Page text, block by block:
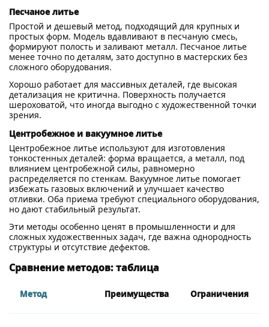
Песчаное литье
Простой и дешевый метод, подходящий для крупных и
простых форм. Модель вдавливают в песчаную смесь,
формируют полость и заливают металл. Песчаное литье
менее точно по деталям, зато доступно в мастерских без
сложного оборудования.
Хорошо работает для массивных деталей, где высокая
детализация не критична. Поверхность получается
шероховатой, что иногда выгодно с художественной точки
зрения.
Центробежное и вакуумное литье
Центробежное литье используют для изготовления
тонкостенных деталей: форма вращается, а металл, под
влиянием центробежной силы, равномерно
распределяется по стенкам. Вакуумное литье помогает
избежать газовых включений и улучшает качество
отливки. Оба приема требуют специального оборудования,
но дают стабильный результат.
Эти методы особенно ценят в промышленности и для
сложных художественных задач, где важна однородность
структуры и отсутствие дефектов.
Сравнение методов: таблица
Метод Преимущества Ограничения